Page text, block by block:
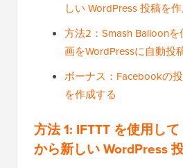
しい WordPress 投稿を
方法2：Smash Balloonを
画をWordPressに自動投
ボーナス：Facebookの
を作成する
方法 1: IFTTT を使用し
から新しい WordPress